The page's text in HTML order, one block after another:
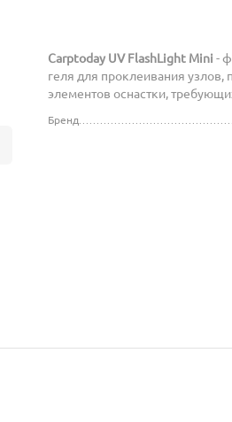
Carptoday UV FlashLight Mini -
геля для проклеивания узлов,
элементов оснастки,
Бренд